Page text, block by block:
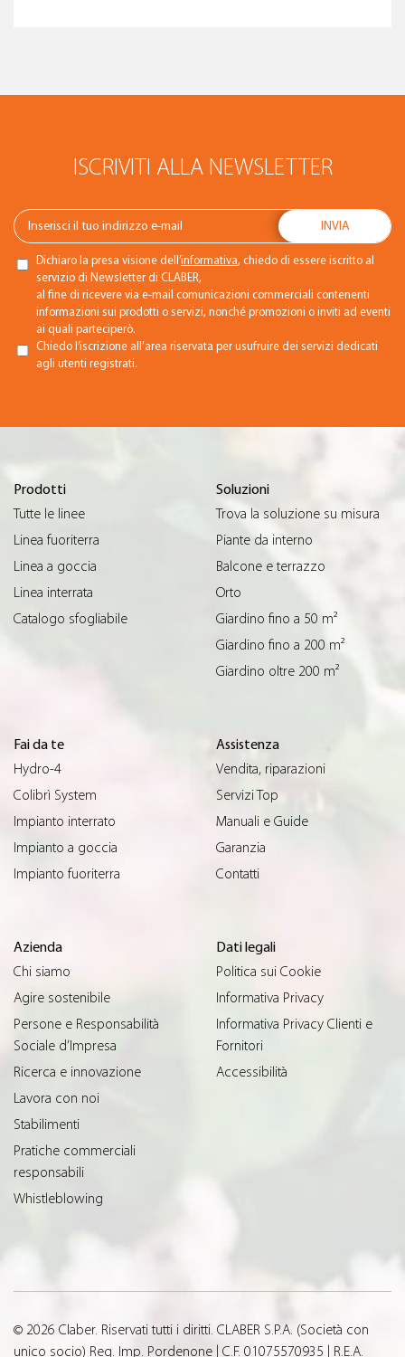
ISCRIVITI ALLA NEWSLETTER
Dichiaro la presa visione dell’informativa, chiedo di essere iscritto al
servizio di Newsletter di CLABER,
al fine di ricevere via e-mail comunicazioni commerciali contenenti
informazioni sui prodotti o servizi, nonché promozioni o inviti ad eventi
ai quali parteciperò.
Chiedo l’iscrizione all’area riservata per usufruire dei servizi dedicati
agli utenti registrati.
Prodotti
Tutte le linee
Linea fuoriterra
Linea a goccia
Linea interrata
Catalogo sfogliabile
Soluzioni
Trova la soluzione su misura
Piante da interno
Balcone e terrazzo
Orto
Giardino fino a 50 m²
Giardino fino a 200 m²
Giardino oltre 200 m²
Fai da te
Hydro-4
Colibrì System
Impianto interrato
Impianto a goccia
Impianto fuoriterra
Assistenza
Vendita, riparazioni
Servizi Top
Manuali e Guide
Garanzia
Contatti
Azienda
Chi siamo
Agire sostenibile
Persone e Responsabilità
Sociale d’Impresa
Ricerca e innovazione
Lavora con noi
Stabilimenti
Pratiche commerciali
responsabili
Whistleblowing
Dati legali
Politica sui Cookie
Informativa Privacy
Informativa Privacy Clienti e
Fornitori
Accessibilità
© 2026 Claber. Riservati tutti i diritti. CLABER S.P.A. (Società con
unico socio) Reg. Imp. Pordenone | C.F. 01075570935 | R.E.A.